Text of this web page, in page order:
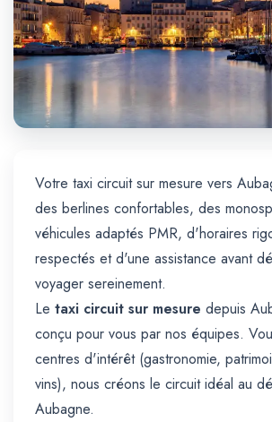
Votre taxi circuit sur mesure vers
des berlines confortables, des
véhicules adaptés PMR, d'horaires
respectés et d'une assistance avant
voyager sereinement.
Le taxi circuit sur mesure depuis
conçu pour vous par nos équipes.
centres d'intérêt (gastronomie,
vins), nous créons le circuit idéal au
Aubagne.